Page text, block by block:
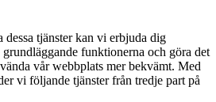
dessa tjänster kan vi erbjuda dig
funktionerna och göra det
vår webbplats mer bekvämt. Med
vi följande tjänster från tredje part på